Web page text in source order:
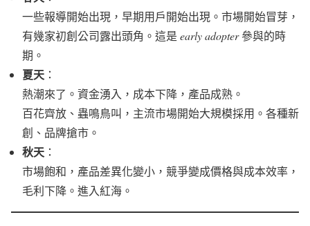
一些報導開始出現，早期用戶開始出現。市場開始冒芽，
有幾家初創公司露出頭角。這是 early adopter參與的時
期。
夏天 ：
熱潮來了。資金湧入，成本下降，產品成熟。
百花齊放、蟲鳴鳥叫，主流市場開始大規模採用。各種新
創、品牌搶市。
秋天 ：
市場飽和，產品差異化變小，競爭變成價格與成本效率，
毛利下降。進入紅海。